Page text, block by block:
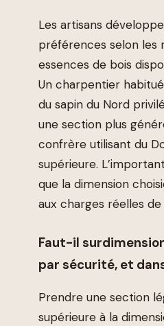
Les artisans
préférences selon les
essences de bois
Un charpentier
du sapin du Nord
une section plus
confrère utilisant du
supérieure.
que la dimension
aux charges réelles
Faut-il
par sécurité, et
Prendre une section
supérieure à la